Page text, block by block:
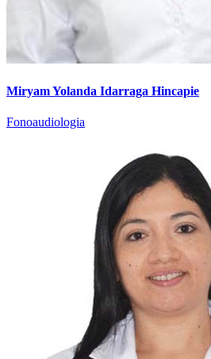
Miryam Yolanda Idarraga Hincapie
Fonoaudiologia